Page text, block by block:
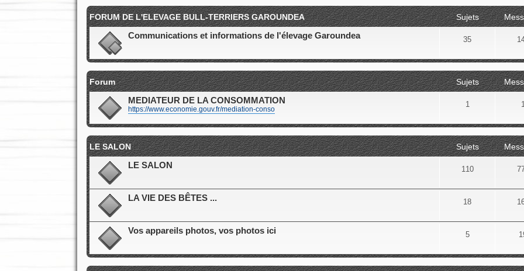
FORUM DE L'ELEVAGE BULL-TERRIERS GAROUNDEA Sujets
Communications et informations de l'élevage Garoundea
35
Forum Sujets
MEDIATEUR DE LA CONSOMMATION
https://www.economie.gouv.fr/mediation-conso
1 1
LE SALON Sujets
LE SALON
110
LA VIE DES BÊTES ... 18
Vos appareils photos, vos photos ici 5